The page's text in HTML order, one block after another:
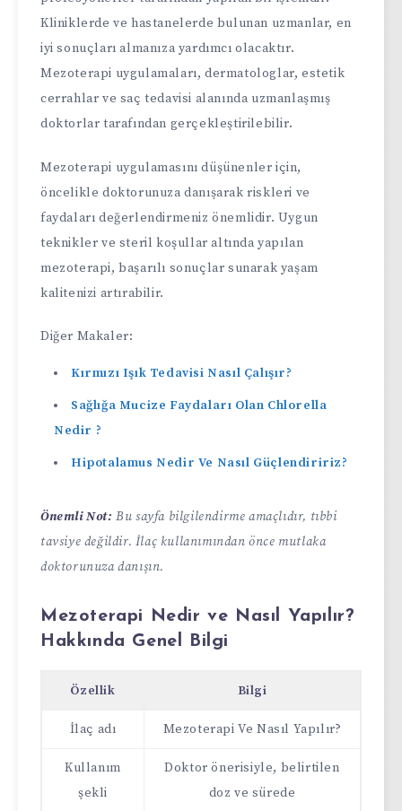
Kliniklerde ve hastanelerde bulunan uzmanlar, en
iyi sonuçları almanıza yardımcı olacaktır.
Mezoterapi uygulamaları, dermatologlar, estetik
cerrahlar ve saç tedavisi alanında uzmanlaşmış
doktorlar tarafından gerçekleştirilebilir.
Mezoterapi uygulamasını düşünenler için,
öncelikle doktorunuza danışarak riskleri ve
faydaları değerlendirmeniz önemlidir. Uygun
teknikler ve steril koşullar altında yapılan
mezoterapi, başarılı sonuçlar sunarak yaşam
kalitenizi artırabilir.
Diğer Makaler:
Kırmızı Işık Tedavisi Nasıl Çalışır?
Sağlığa Mucize Faydaları Olan Chlorella
Nedir ?
Hipotalamus Nedir Ve Nasıl Güçlendiririz?
Önemli Not: Bu sayfa bilgilendirme amaçlıdır, tıbbi
tavsiye değildir. İlaç kullanımından önce mutlaka
doktorunuza danışın.
Mezoterapi Nedir ve Nasıl Yapılır?
Hakkında Genel Bilgi
Özellik Bilgi
İlaç adı Mezoterapi Ve Nasıl Yapılır?
Kullanım
şekli
Doktor önerisiyle, belirtilen
doz ve sürede